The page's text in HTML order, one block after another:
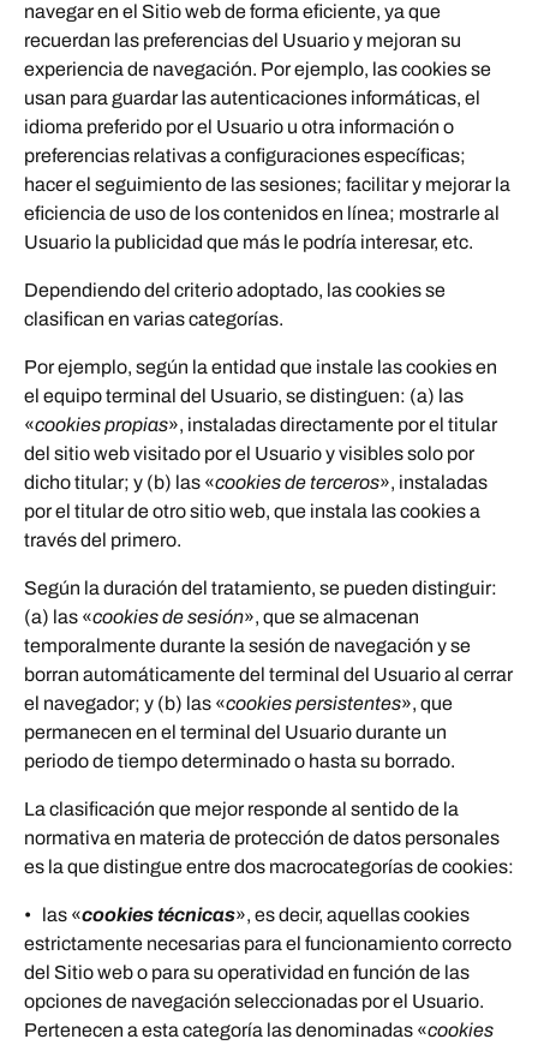
navegar en el Sitio web de forma eficiente, ya que
recuerdan las preferencias del Usuario y mejoran su
experiencia de navegación. Por ejemplo, las cookies se
usan para guardar las autenticaciones informáticas, el
idioma preferido por el Usuario u otra información o
preferencias relativas a configuraciones específicas;
hacer el seguimiento de las sesiones; facilitar y mejorar la
eficiencia de uso de los contenidos en línea; mostrarle al
Usuario la publicidad que más le podría interesar, etc.
Dependiendo del criterio adoptado, las cookies se
clasifican en varias categorías.
Por ejemplo, según la entidad que instale las cookies en
el equipo terminal del Usuario, se distinguen: (a) las
«cookies propias», instaladas directamente por el titular
del sitio web visitado por el Usuario y visibles solo por
dicho titular; y (b) las «cookies de terceros», instaladas
por el titular de otro sitio web, que instala las cookies a
través del primero.
Según la duración del tratamiento, se pueden distinguir:
(a) las «cookies de sesión», que se almacenan
temporalmente durante la sesión de navegación y se
borran automáticamente del terminal del Usuario al cerrar
el navegador; y (b) las «cookies persistentes», que
permanecen en el terminal del Usuario durante un
periodo de tiempo determinado o hasta su borrado.
La clasificación que mejor responde al sentido de la
normativa en materia de protección de datos personales
es la que distingue entre dos macrocategorías de cookies:
• las «cookies técnicas», es decir, aquellas cookies
estrictamente necesarias para el funcionamiento correcto
del Sitio web o para su operatividad en función de las
opciones de navegación seleccionadas por el Usuario.
Pertenecen a esta categoría las denominadas «cookies